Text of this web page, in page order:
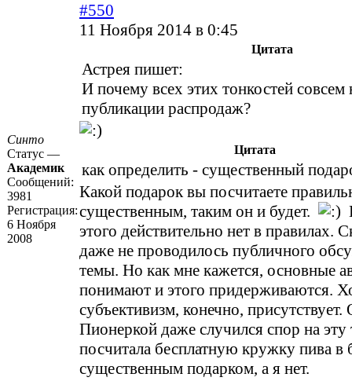
Синто
Статус —
Академик
Сообщений:
3981
Регистрация:
6 Ноября
2008
#550
11 Ноября 2014 в 0:45
Цитата
Астрея пишет:
И почему всех этих тонкостей совсем
публикации распродаж?
Цитата
как определить - существенный
Какой подарок вы посчитаете
существенным, таким он и будет.
этого действительно нет в правилах.
даже не проводилось публичного
темы. Но как мне кажется, основные
понимают и этого придерживаются.
субъективизм, конечно,
Пионеркой даже случился спор на эту
посчитала бесплатную кружку пива в
существенным подарком, а я нет.